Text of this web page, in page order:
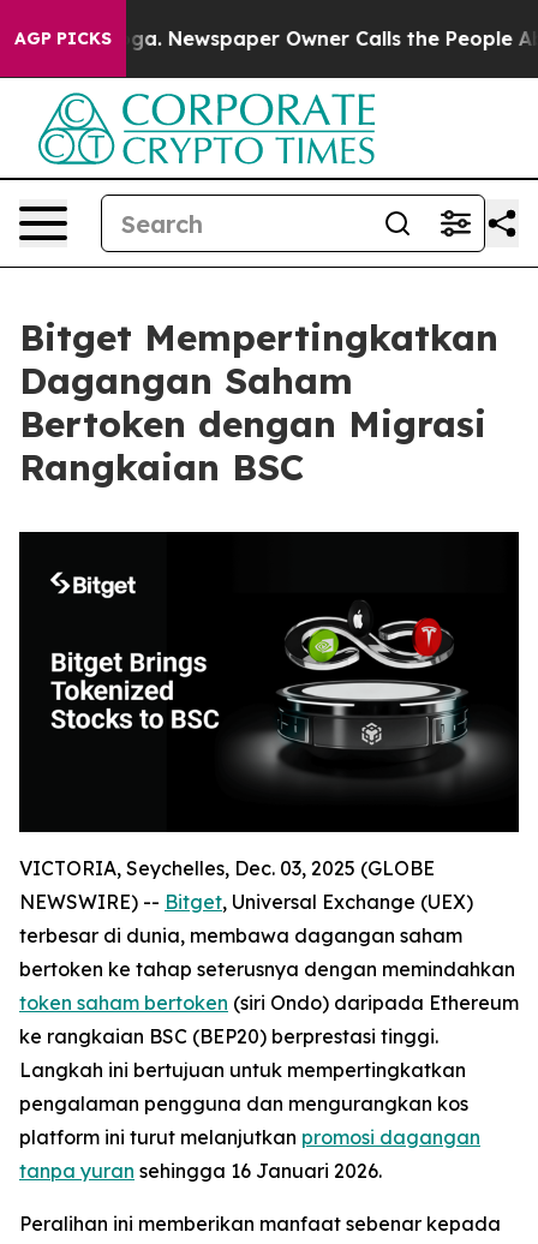
AGP PICKSNewspaper Owner Calls the People
Bitget Mempertingkatkan
Dagangan Saham
Bertoken dengan Migrasi
Rangkaian BSC
VICTORIA, Seychelles, Dec. 03, 2025 (GLOBE
NEWSWIRE) -- Bitget, Universal Exchange (UEX)
terbesar di dunia, membawa dagangan saham
bertoken ke tahap seterusnya dengan memindahkan
token saham bertoken (siri Ondo) daripada Ethereum
ke rangkaian BSC (BEP20) berprestasi tinggi.
Langkah ini bertujuan untuk mempertingkatkan
pengalaman pengguna dan mengurangkan kos
platform ini turut melanjutkan promosi dagangan
tanpa yuran sehingga 16 Januari 2026.
Peralihan ini memberikan manfaat sebenar kepada